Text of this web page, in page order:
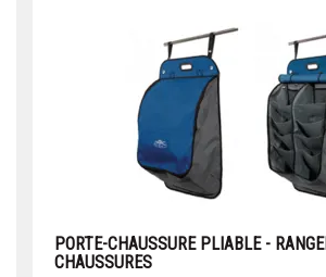
PORTE-CHAUSSURE PLIABLE -
CHAUSSURES